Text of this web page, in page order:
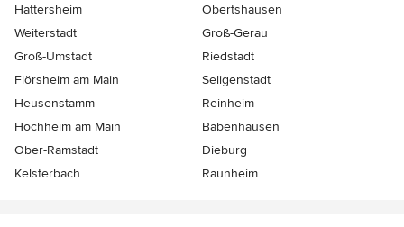
Hattersheim
Obertshausen
Weiterstadt
Groß-Gerau
Groß-Umstadt
Riedstadt
Flörsheim am Main
Seligenstadt
Heusenstamm
Reinheim
Hochheim am Main
Babenhausen
Ober-Ramstadt
Dieburg
Kelsterbach
Raunheim